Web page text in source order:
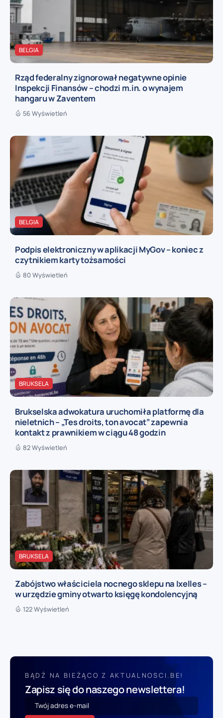
BELGIA
Rząd federalny zignorował negatywne opinie
Inspekcji Finansów – chodzi m.in. o wynajem
hangaru w Zaventem
56 Wyświetleń
BELGIA
Podpis elektroniczny w aplikacji MyGov – koniec z
czytnikiem karty tożsamości
80 Wyświetleń
BRUKSELA
Brukselska adwokatura uruchomiła platformę dla
nieletnich – „Tes droits, ton avocat” zapewnia
kontakt z prawnikiem w ciągu 48 godzin
82 Wyświetleń
BRUKSELA
Zabójstwo właściciela nocnego sklepu na Ixelles –
w urzędzie gminy otwarto księgę kondolencyjną
122 Wyświetleń
BĄDŹ NA BIEŻĄCO Z AKTUALNOSCI.BE!
Zapisz się do naszego newslettera!